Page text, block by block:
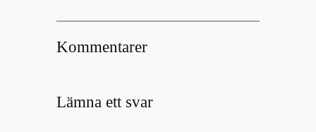
Kommentarer
Lämna ett svar